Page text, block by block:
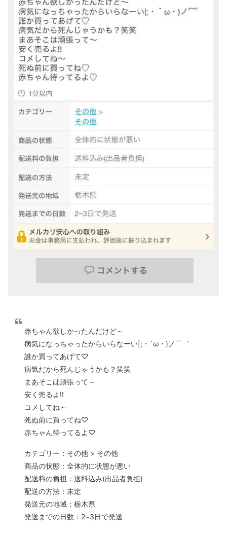
赤ちゃん欲しかったんだけど～
病気になっちゃったからいらなーい|;・`ω・)ノ⌒゛
誰か買ってあげて♡
病気だから死んじゃうかも？笑笑
まあそこは頑張って～
安く売るよ!!
コメしてね～
死ぬ前に買ってね♡
赤ちゃん待ってるよ♡
カテゴリー：その他 > その他
商品の状態：全体的に状態が悪い
配送料の負担：送料込み(出品者負担)
配送の方法：未定
発送元の地域：栃木県
発送までの日数：2~3日で発送